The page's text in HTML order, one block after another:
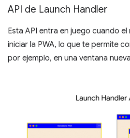
API de Launch Handler
Esta API entra en juego cuando
iniciar la PWA, lo que te permite
por ejemplo, en una ventana